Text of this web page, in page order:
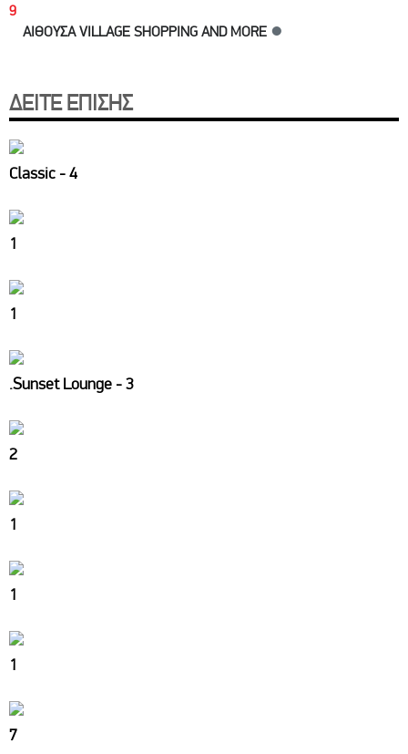
9
ΑΙΘΟΥΣΑ VILLAGE SHOPPING AND MORE ●
ΔΕΙΤΕ ΕΠΙΣΗΣ
Classic - 4
1
1
.Sunset Lounge - 3
2
1
1
1
7